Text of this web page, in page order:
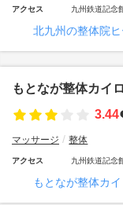
アクセス 九州鉄道記念
北九州の整体院
もとなが整体カイ
3.44
マッサージ 整体
アクセス 九州鉄道記念
もとなが整体カ